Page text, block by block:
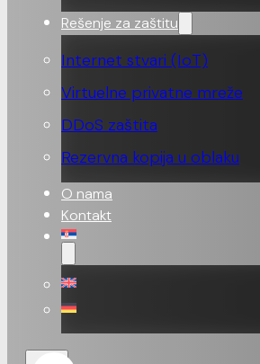
Rešenje za zaštitu
Internet stvari (IoT)
Virtuelne privatne mreže
DDoS zaštita
Rezervna kopija u oblaku
O nama
Kontakt